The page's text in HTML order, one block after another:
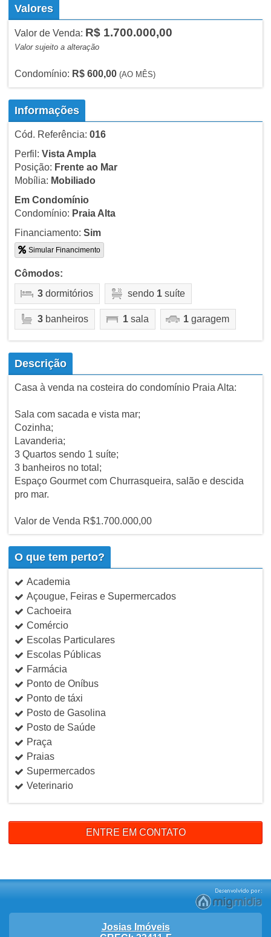
Valores
Valor de Venda: R$ 1.700.000,00
Valor sujeito a alteração
Condomínio: R$ 600,00 (AO MÊS)
Informações
Cód. Referência: 016
Perfil: Vista Ampla
Posição: Frente ao Mar
Mobília: Mobiliado
Em Condomínio
Condomínio: Praia Alta
Financiamento: Sim
Simular Financimento
Cômodos:
3dormitórios sendo 1suíte
3banheiros 1sala 1garagem
Descrição
Casa à venda na costeira do condomínio Praia Alta:
Sala com sacada e vista mar;
Cozinha;
Lavanderia;
3 Quartos sendo 1 suíte;
3 banheiros no total;
Espaço Gourmet com Churrasqueira, salão e descida
pro mar.
Valor de Venda R$1.700.000,00
O que tem perto?
Academia
Açougue, Feiras e Supermercados
Cachoeira
Comércio
Escolas Particulares
Escolas Públicas
Farmácia
Ponto de Oníbus
Ponto de táxi
Posto de Gasolina
Posto de Saúde
Praça
Praias
Supermercados
Veterinario
ENTRE EM CONTATO
Josias Imóveis